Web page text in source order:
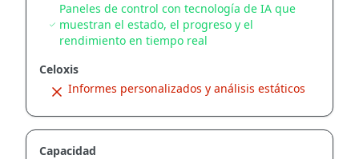
Paneles de control con tecnología de IA que
muestran el estado, el progreso y el
rendimiento en tiempo real
Celoxis
Informes personalizados y análisis estáticos
Capacidad